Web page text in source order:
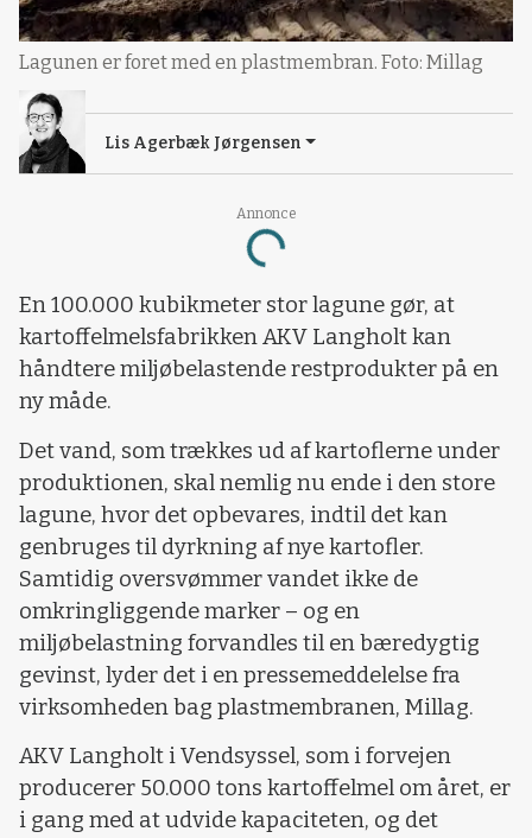
Annonce
Loading...
Lagunen er foret med en plastmembran. Foto: Millag
Lis Agerbæk Jørgensen
En 100.000 kubikmeter stor lagune gør, at
kartoffelmelsfabrikken AKV Langholt kan
håndtere miljøbelastende restprodukter på en
ny måde.
Det vand, som trækkes ud af kartoflerne under
produktionen, skal nemlig nu ende i den store
lagune, hvor det opbevares, indtil det kan
genbruges til dyrkning af nye kartofler.
Samtidig oversvømmer vandet ikke de
omkringliggende marker – og en
miljøbelastning forvandles til en bæredygtig
gevinst, lyder det i en pressemeddelelse fra
virksomheden bag plastmembranen, Millag.
AKV Langholt i Vendsyssel, som i forvejen
producerer 50.000 tons kartoffelmel om året, er
i gang med at udvide kapaciteten, og det